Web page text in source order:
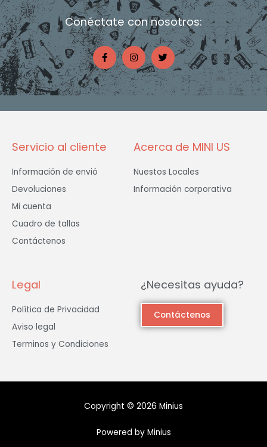
Conéctate con nosotros:
F
a
c
e
b
o
o
I
n
s
t
a
g
r
T
w
i
t
t
e
Servicio al cliente
Información de envió
Devoluciones
Mi cuenta
Cuadro de tallas
Contáctenos
Acerca de MINI US
Nuestos Locales
Información corporativa
Legal
Política de Privacidad
Aviso legal
Terminos y Condiciones
¿Necesitas ayuda?
Contáctenos
Copyright © 2026 Minius
Powered by Minius